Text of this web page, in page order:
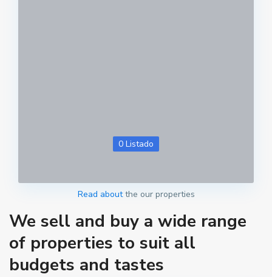
0 Listado
Read aboutthe our properties
We sell and buy a wide range
of properties to suit all
budgets and tastes